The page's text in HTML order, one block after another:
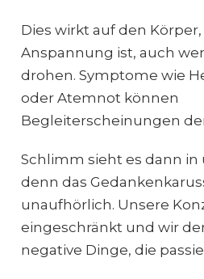
Dies wirkt auf den
Anspannung ist, auch
drohen. Symptome wie
oder Atemnot können
Begleiterscheinungen
Schlimm sieht es dann in
denn das
unaufhörlich. Unsere
eingeschränkt und wir
negative Dinge, die